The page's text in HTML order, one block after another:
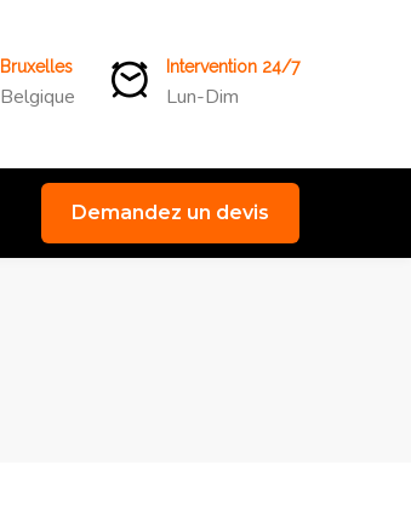
Bruxelles
Belgique
Intervention 24/7
Lun-Dim
Demandez un devis